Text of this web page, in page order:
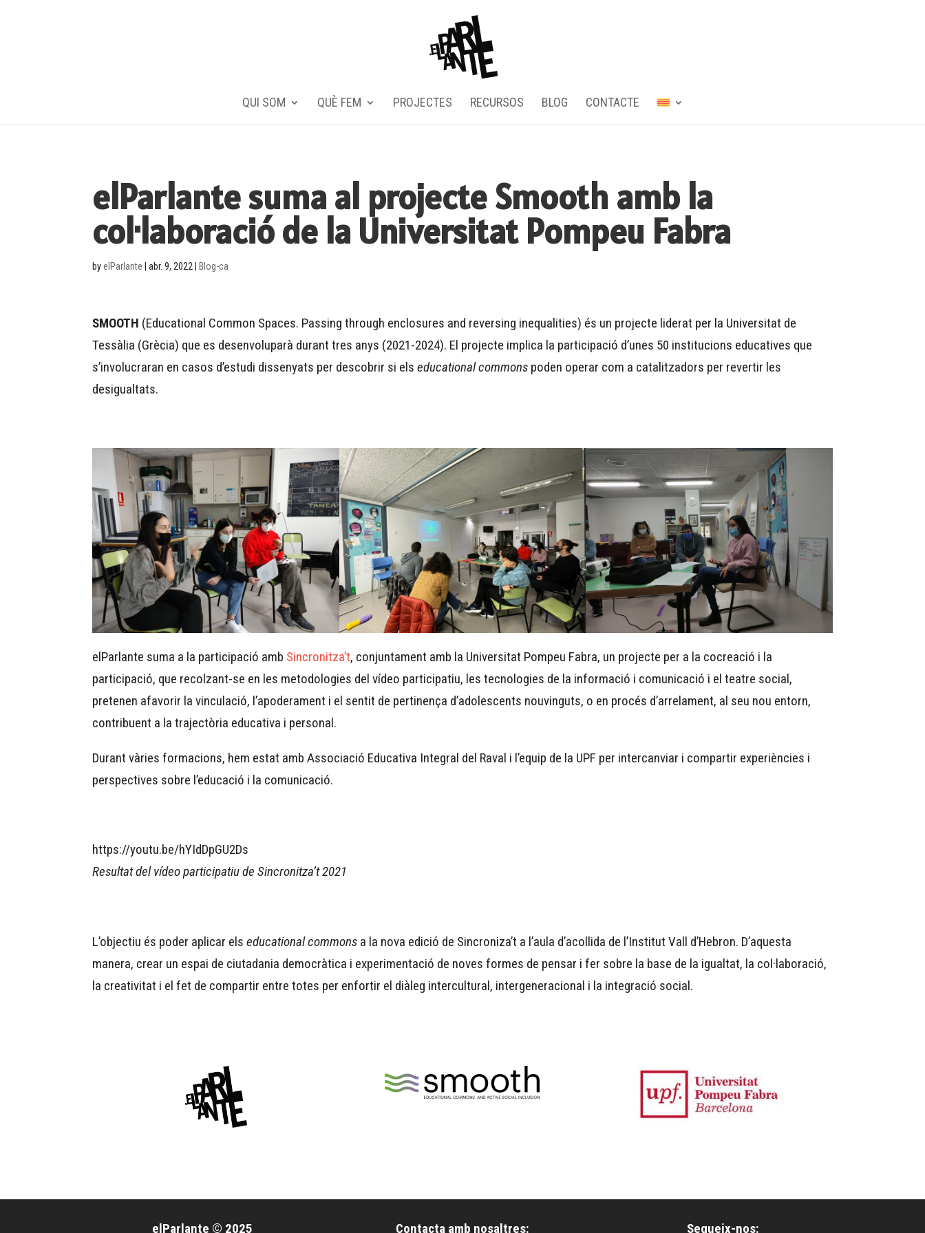
QUI SOM QUÈ FEM PROJECTES RECURSOS BLOG CONTACTE
elParlante suma al projecte Smooth amb la
col·laboració de la Universitat Pompeu Fabra
byelParlante |abr. 9, 2022 Blog-ca
SMOOTH (Educational Common Spaces. Passing through enclosures and reversing inequalities) és un projecte liderat per la Universitat de
Tessàlia (Grècia) que es desenvoluparà durant tres anys (2021-2024). El projecte implica la participació d’unes 50 institucions educatives que
s’involucraran en casos d’estudi dissenyats per descobrir si elseducational commons poden operar com a catalitzadors per revertir les
desigualtats.
elParlante suma a la participació amb Sincronitza’t, conjuntament amb la Universitat Pompeu Fabra, un projecte per a la cocreació i la
participació, que recolzant-se en les metodologies del vídeo participatiu, les tecnologies de la informació i comunicació i el teatre social,
pretenen afavorir la vinculació, l’apoderament i el sentit de pertinença d’adolescents nouvinguts, o en procés d’arrelament, al seu nou entorn,
contribuent a la trajectòria educativa i personal.
Durant vàries formacions, hem estat amb Associació Educativa Integral del Raval i l’equip de la UPF per intercanviar i compartir experiències i
perspectives sobre l’educació i la comunicació.
https://youtu.be/hYIdDpGU2Ds
Resultat del vídeo participatiu de Sincronitza’t 2021
L’objectiu és poder aplicar elseducational commons a la nova edició de Sincroniza’t a l’aula d’acollida de l’Institut Vall d’Hebron. D’aquesta
manera, crear un espai de ciutadania democràtica i experimentació de noves formes de pensar i fer sobre la base de la igualtat, la col·laboració,
la creativitat i el fet de compartir entre totes per enfortir el diàleg intercultural, intergeneracional i la integració social.
elParlante © 2025 Contacta amb nosaltres: Segueix-nos: